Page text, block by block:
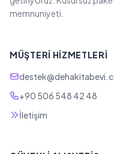
memnuniyeti.
MÜŞTERI HIZMETLERI
+90 506 548 42 48
İletişim